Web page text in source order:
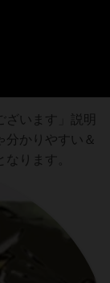
ざいます」説明
分かりやすい＆
ります。